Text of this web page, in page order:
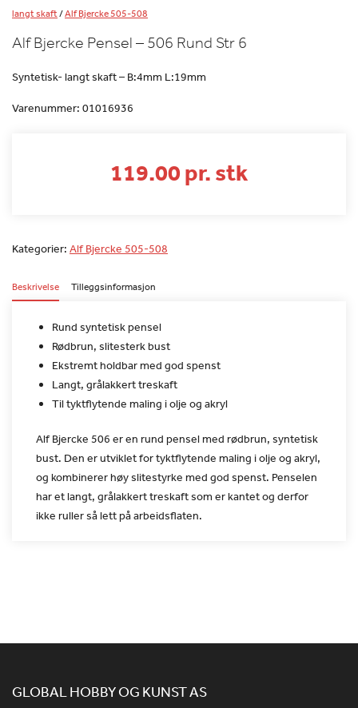
langt skaft/Alf Bjercke 505-508
Alf Bjercke Pensel – 506 Rund Str 6
Syntetisk- langt skaft – B:4mm L:19mm
Varenummer: 01016936
119.00 pr. stk
Kategorier: Alf Bjercke 505-508
Beskrivelse Tilleggsinformasjon
Rund syntetisk pensel
Rødbrun, slitesterk bust
Ekstremt holdbar med god spenst
Langt, grålakkert treskaft
Til tyktflytende maling i olje og akryl
Alf Bjercke 506 er en rund pensel med rødbrun, syntetisk
bust. Den er utviklet for tyktflytende maling i olje og akryl,
og kombinerer høy slitestyrke med god spenst. Penselen
har et langt, grålakkert treskaft som er kantet og derfor
ikke ruller så lett påarbeidsflaten.
GLOBAL HOBBY OG KUNST AS